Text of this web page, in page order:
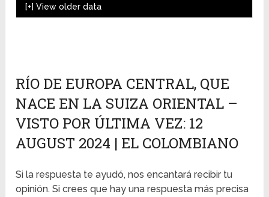
[+]View older data
RÍO DE EUROPA CENTRAL, QUE
NACE EN LA SUIZA ORIENTAL –
VISTO POR ÚLTIMA VEZ: 12
AUGUST 2024 | EL COLOMBIANO
Si la respuesta te ayudó, nos encantará recibir tu
opinión. Si crees que hay una respuesta más precisa